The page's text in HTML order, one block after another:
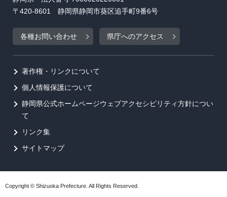
〒420-8601 静岡県静岡市葵区追手町9番6号
各種お問い合わせ 県庁へのアクセス
著作権・リンクについて
個人情報保護について
静岡県公式ホームページウェブアクセシビリティ方針につい
て
リンク集
サイトマップ
Copyright © Shizuoka Prefecture. All Rights Reserved.